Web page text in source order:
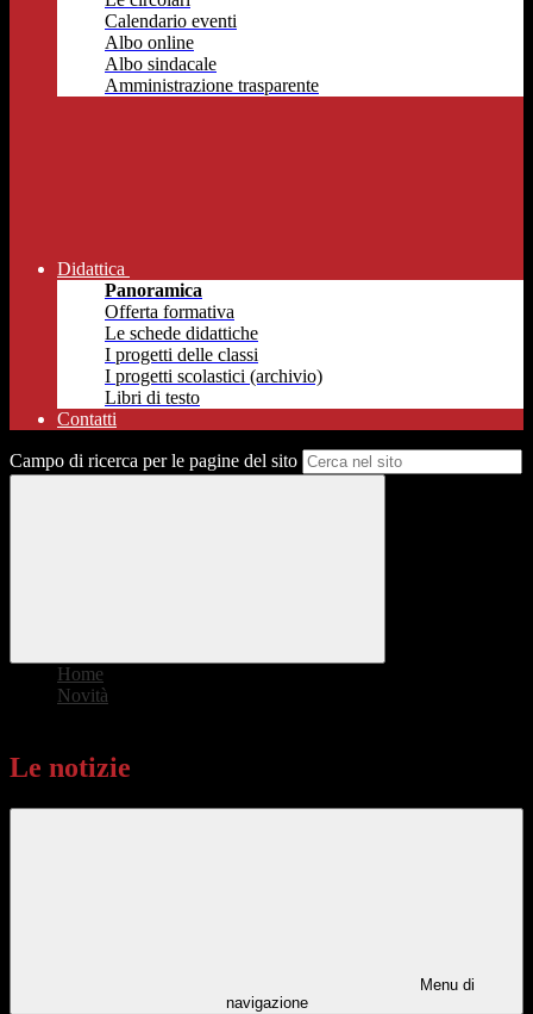
Calendario eventi
Albo online
Albo sindacale
Amministrazione trasparente
Didattica
Panoramica
Offerta formativa
Le schede didattiche
I progetti delle classi
I progetti scolastici (archivio)
Libri di testo
Contatti
Campo di ricerca per le pagine del sito
Home
Novità
Le notizie
Menu di
navigazione